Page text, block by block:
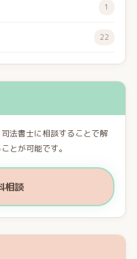
1
22
法書士に相談することで解
とが可能です。
相談